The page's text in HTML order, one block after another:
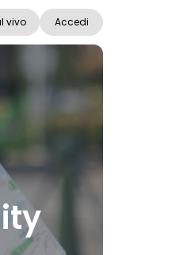
vivo Accedi